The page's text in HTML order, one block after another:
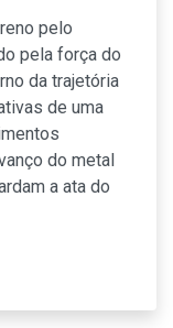
pelo
pela força do
da trajetória
de uma
do metal
a ata do